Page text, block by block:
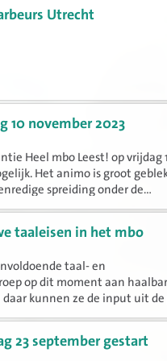
Doelstelling van
uit te wisselen, knelpunten
Utrecht
10 november 2023
Heel mbo Leest! op vrijdag
Het animo is groot
spreiding onder de...
taaleisen in het mbo
taal- en
op dit moment aan
kunnen ze de input uit
23 september gestart